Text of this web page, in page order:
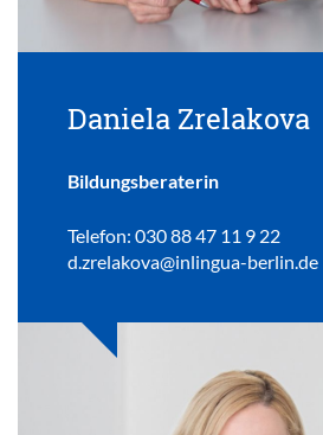
Daniela Zrelakova
Bildungsberaterin
Telefon: 030 88 47 11 9 22
d.zrelakova@inlingua-berlin.de